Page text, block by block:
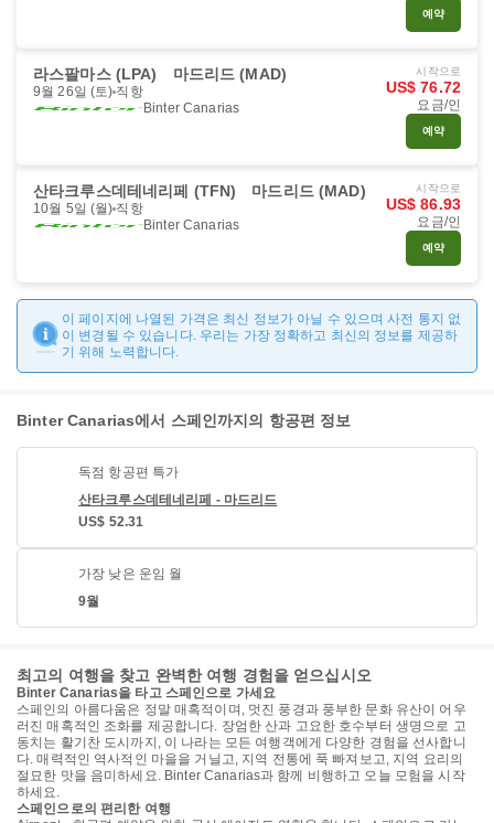
예약
라스팔마스 (LPA) 마드리드 (MAD)
9월 26일 (토) 직항
Binter Canarias
시작으로
US$ 76.72
요금/인
예약
산타크루스데테네리페 (TFN) 마드리드 (MAD)
10월 5일 (월) 직항
Binter Canarias
시작으로
US$ 86.93
요금/인
예약
이 페이지에 나열된 가격은 최신 정보가 아닐 수 있으며 사전 통지 없
이 변경될 수 있습니다. 우리는 가장 정확하고 최신의 정보를 제공하
기 위해 노력합니다.
Binter Canarias에서 스페인까지의 항공편 정보
독점 항공편 특가
산타크루스데테네리페 - 마드리드
US$ 52.31
가장 낮은 운임 월
9월
최고의 여행을 찾고 완벽한 여행 경험을 얻으십시오
Binter Canarias을 타고 스페인으로 가세요
스페인의 아름다움은 정말 매혹적이며, 멋진 풍경과 풍부한 문화 유산이 어우
러진 매혹적인 조화를 제공합니다. 장엄한 산과 고요한 호수부터 생명으로 고
동치는 활기찬 도시까지, 이 나라는 모든 여행객에게 다양한 경험을 선사합니
다. 매력적인 역사적인 마을을 거닐고, 지역 전통에 푹 빠져보고, 지역 요리의
절묘한 맛을 음미하세요. Binter Canarias과 함께 비행하고 오늘 모험을 시작
하세요.
스페인으로의 편리한 여행